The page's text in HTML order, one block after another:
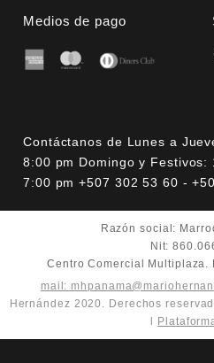
Medios de pago
Contáctanos de Lunes a
8:00 pm Domingo y Festivos:
7:00 pm +507 302 53 60 -
Razón social:
Nit:
Centro Comercial Multiplaza.
mail:
Hernández 2020. Derechos